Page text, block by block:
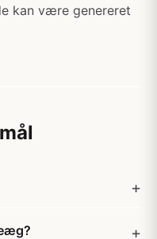
kan være genereret